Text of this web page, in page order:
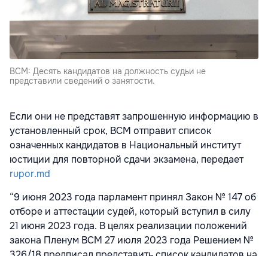
ВСМ: Десять кандидатов на должность судьи не
представили сведений о занятости.
Если они не представят запрошенную информацию в
установленный срок, ВСМ отправит список
означенных кандидатов в Национальный институт
юстиции для повторной сдачи экзамена, передает
rupor.md
“9 июня 2023 года парламент принял Закон № 147 об
отборе и аттестации судей, который вступил в силу
21 июня 2023 года. В целях реализации положений
закона Пленум ВСМ 27 июля 2023 года Решением №